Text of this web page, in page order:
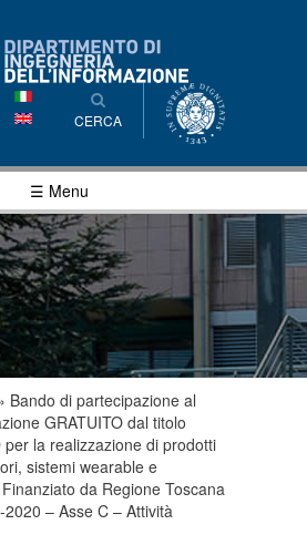
CERCA
☰ Menu
Bando di partecipazione al
GRATUITO dal titolo
per la realizzazione di prodotti
sistemi wearable e
da Regione Toscana
2020 – Asse C – Attività